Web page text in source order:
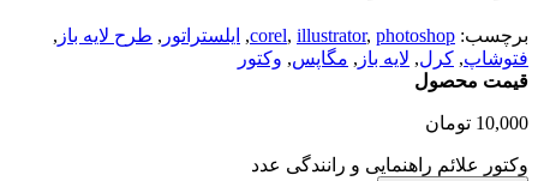
برچسب: corel, illustrator, photoshop
, ایلستراتور , طرح لایه باز ,
فتوشاپ, کرل, لایه باز , مگاپس, وکتور
قیمت محصول
10,000 تومان
وکتور علائم راهنمایی و رانندگی عدد